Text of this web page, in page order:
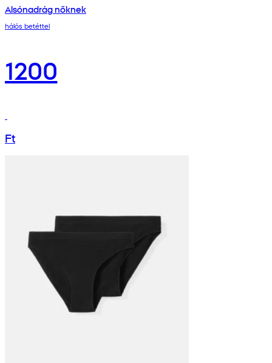
Alsónadrág nőknek
hálós betéttel
1200
Ft